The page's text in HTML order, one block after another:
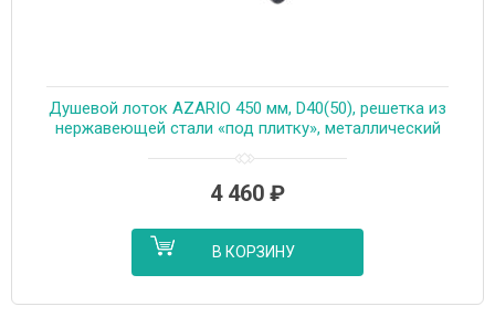
Душевой лоток AZARIO 450 мм, D40(50), решетка из
нержавеющей стали «под плитку», металлический
(AZT3TILE450)
4 460 ₽
В КОРЗИНУ